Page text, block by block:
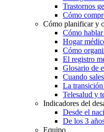
Trastornos
Cómo
Cómo planificar y
Cómo
Hogar
Cómo
El registro
Glosario de
Cuando
La
Telesalud y
Indicadores del
Desde el
De los 3
Equipo